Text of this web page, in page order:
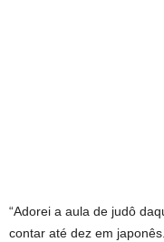
“Adorei a aula de judô
contar até dez em